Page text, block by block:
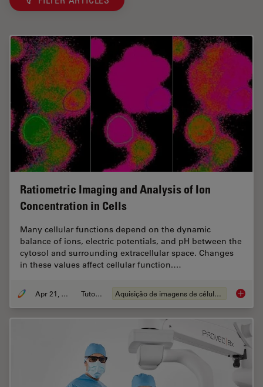
Ratiometric Imaging and Analysis of Ion
Concentration in Cells
Many cellular functions depend on the dynamic
balance of ions, electric potentials, and pH between the
cytosol and surrounding extracellular space. Changes
in these values affect cellular function.…
Apr 21, 2026 Tutorial Aquisição de imagens de células vivas